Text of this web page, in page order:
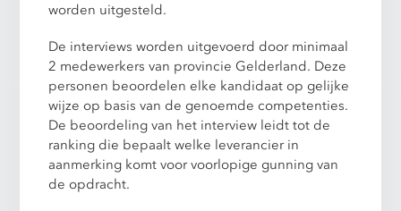
worden uitgesteld.
De interviews worden uitgevoerd door minimaal
2 medewerkers van provincie Gelderland. Deze
personen beoordelen elke kandidaat op gelijke
wijze op basis van de genoemde competenties.
De beoordeling van het interview leidt tot de
ranking die bepaalt welke leverancier in
aanmerking komt voor voorlopige gunning van
de opdracht.